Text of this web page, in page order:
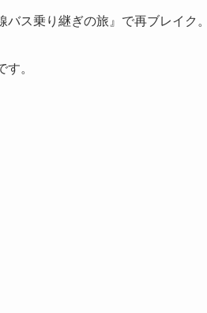
ス乗り継ぎの旅』で再ブレイク。
。